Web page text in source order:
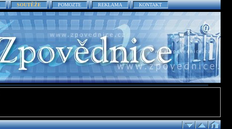
SOUTĚŽE POMOZTE REKLAMA KONTAKT